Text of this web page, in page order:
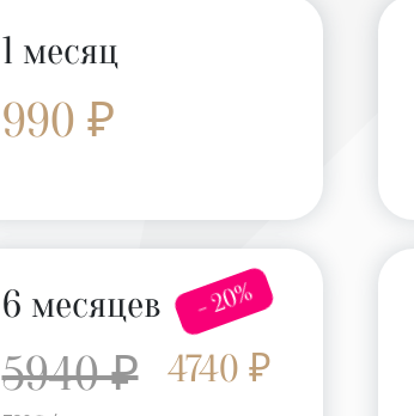
1 месяц
990 ₽
6 месяцев - 20%
5940 ₽ 4740 ₽